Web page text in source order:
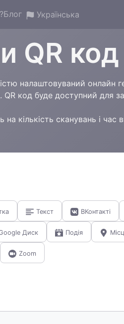
Блог Українська
QR
налаштовуваний онлайн
QR код буде доступний для
кількість сканувань і
Текст ВКонтакті
Диск Подія
Zoom